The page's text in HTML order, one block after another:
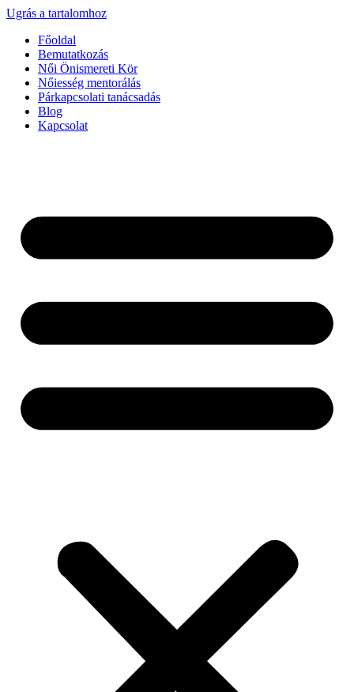
Ugrás a tartalomhoz
Főoldal
Bemutatkozás
Női Önismereti Kör
Nőiesség mentorálás
Párkapcsolati tanácsadás
Blog
Kapcsolat